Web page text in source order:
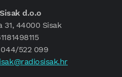
d.o.o
31, 44000 Sisak
522 099